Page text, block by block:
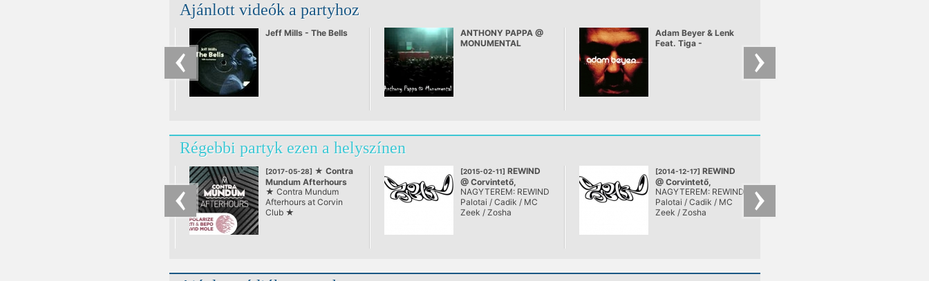
Ajánlott videók a partyhoz
Jeff Mills - The Bells
ANTHONY PAPPA @
MONUMENTAL
Adam Beyer & Lenk
Feat. Tiga -
Régebbi partyk ezen a helyszínen
[2017-05-28] ★ Contra
Mundum Afterhours
at Corvin Club ★
★ Contra Mundum
Afterhours at Corvin
Club ★
[2015-02-11] REWIND
@ Corvintető,
Budapest
NAGYTEREM: REWIND
Palotai / Cadik / MC
Zeek / Zosha
[2014-12-17] REWIND
@ Corvintető,
Budapest
NAGYTEREM: REWIND
Palotai / Cadik / MC
Zeek / Zosha